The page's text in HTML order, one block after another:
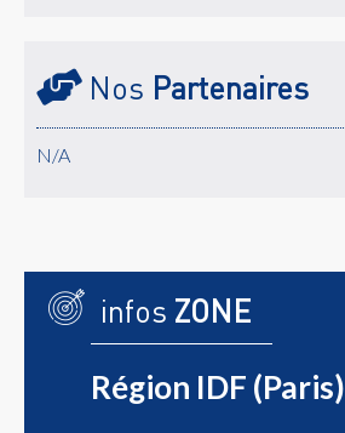
Nos Partenaires
N/A
infos ZONE
Région IDF (Paris)